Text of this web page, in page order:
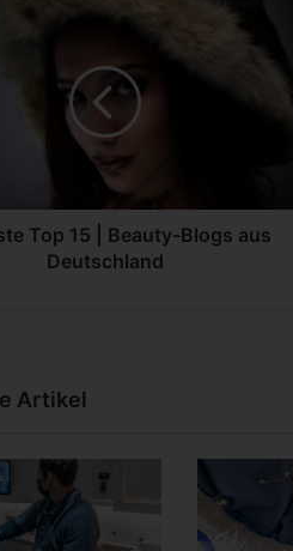
Top 15 | Beauty-Blogs aus
Deutschland
Artikel